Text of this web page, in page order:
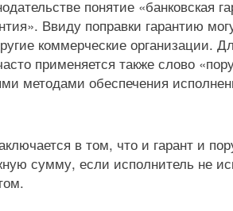
понятие «банковская
Ввиду поправки гарантию
коммерческие организации.
применяется также слово
методами обеспечения
в том, что и гарант и
сумму, если исполнитель не